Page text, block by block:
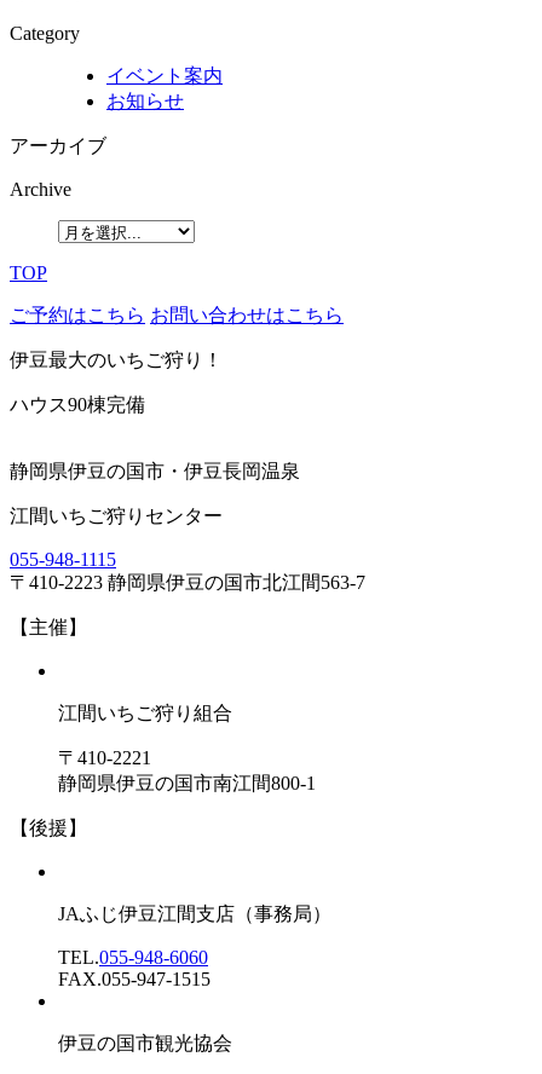
Category
イベント案内
お知らせ
アーカイブ
Archive
TOP
ご予約はこちら お問い合わせはこちら
伊豆最大のいちご狩り！
ハウス90棟完備
静岡県伊豆の国市・伊豆長岡温泉
江間いちご狩りセンター
055-948-1115
〒410-2223 静岡県伊豆の国市北江間563-7
【主催】
江間いちご狩り組合
〒410-2221
静岡県伊豆の国市南江間800-1
【後援】
JAふじ伊豆江間支店 （事務局）
TEL.055-948-6060
FAX.055-947-1515
伊豆の国市観光協会